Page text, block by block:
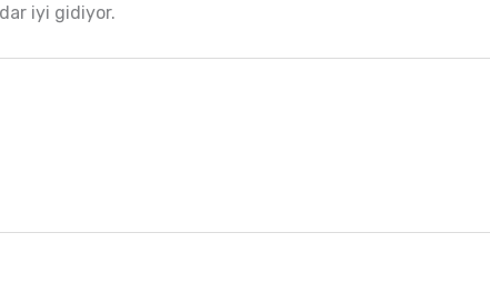
iyi gidiyor.